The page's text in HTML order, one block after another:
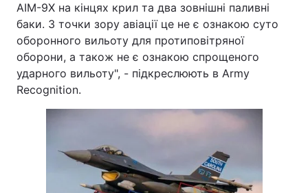
AIM-9X на кінцях крил та два зовнішні паливні
баки. З точки зору авіації це не є ознакою суто
оборонного вильоту для протиповітряної
оборони, а також не є ознакою спрощеного
ударного вильоту", - підкреслюють в Army
Recognition.